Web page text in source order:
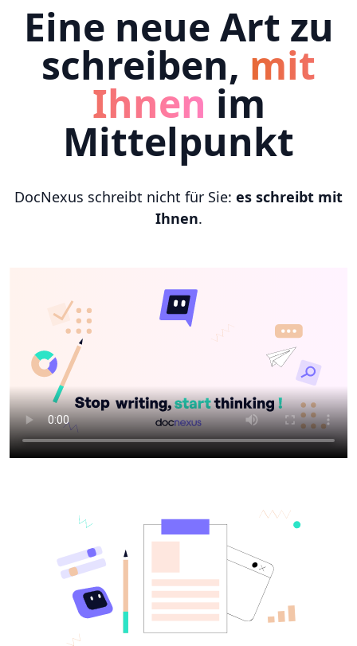
Eine neue Art zu
schreiben, mit
Ihnen im
Mittelpunkt
DocNexus schreibt nicht für Sie: es schreibt mit
Ihnen.